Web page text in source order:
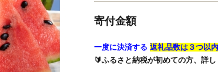
寄付金額
一度に決済する 返礼品数は３つ以内
🔰ふるさと納税が初めての方、詳